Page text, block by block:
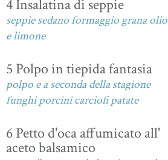
4 Insalatina di seppie
seppie sedano formaggio grana olio
e limone
5 Polpo in tiepida fantasia
polpo e a seconda della stagione
funghi porcini carciofi patate
6 Petto d'oca affumicato all'
aceto balsamico